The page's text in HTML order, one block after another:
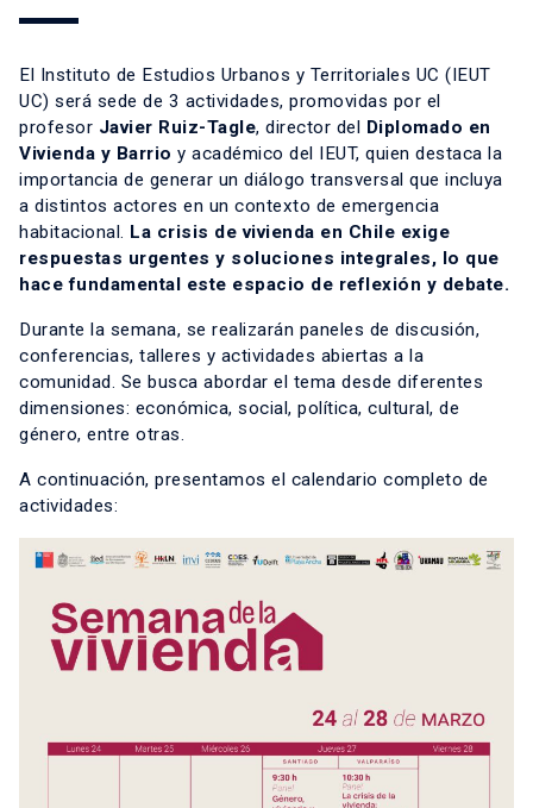
El Instituto de Estudios Urbanos y Territoriales UC (IEUT
UC) será sede de 3 actividades, promovidas por el
profesor Javier Ruiz-Tagle, director del Diplomado en
Vivienda y Barrio y académico del IEUT, quien destaca la
importancia de generar un diálogo transversal que incluya
a distintos actores en un contexto de emergencia
habitacional. La crisis de vivienda en Chile exige
respuestas urgentes y soluciones integrales, lo que
hace fundamental este espacio de reflexión y debate.
Durante la semana, se realizarán paneles de discusión,
conferencias, talleres y actividades abiertas a la
comunidad. Se busca abordar el tema desde diferentes
dimensiones: económica, social, política, cultural, de
género, entre otras.
A continuación, presentamos el calendario completo de
actividades: